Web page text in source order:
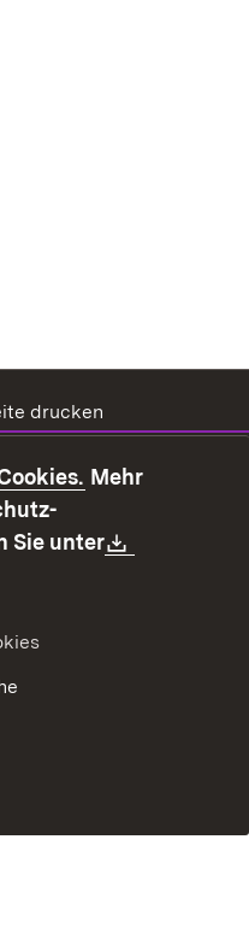
drucken
zur
Link melden
Mehr
Sie unter